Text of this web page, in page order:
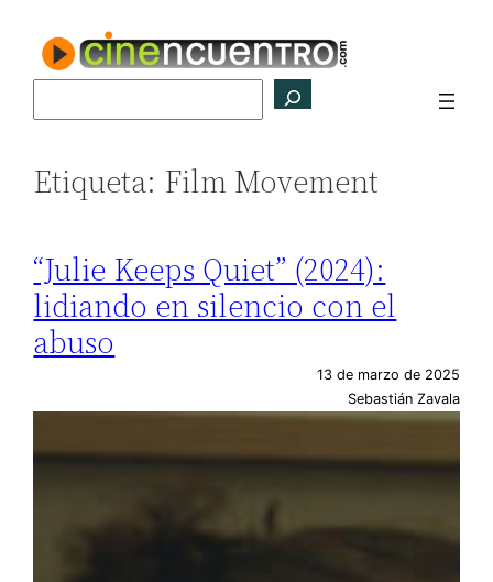
contenido
Etiqueta: Film Movement
“Julie Keeps Quiet” (2024):
lidiando en silencio con el
abuso
13 de marzo de 2025
Sebastián Zavala